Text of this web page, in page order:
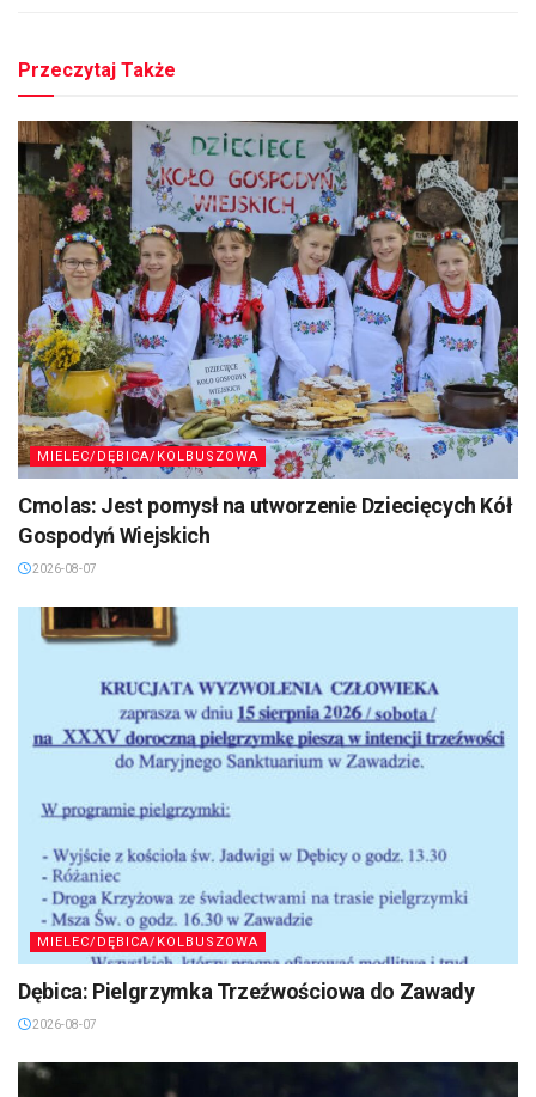
Przeczytaj Także
MIELEC/DĘBICA/KOLBUSZOWA
Cmolas: Jest pomysł na utworzenie Dziecięcych Kół
Gospodyń Wiejskich
2026-08-07
MIELEC/DĘBICA/KOLBUSZOWA
Dębica: Pielgrzymka Trzeźwościowa do Zawady
2026-08-07